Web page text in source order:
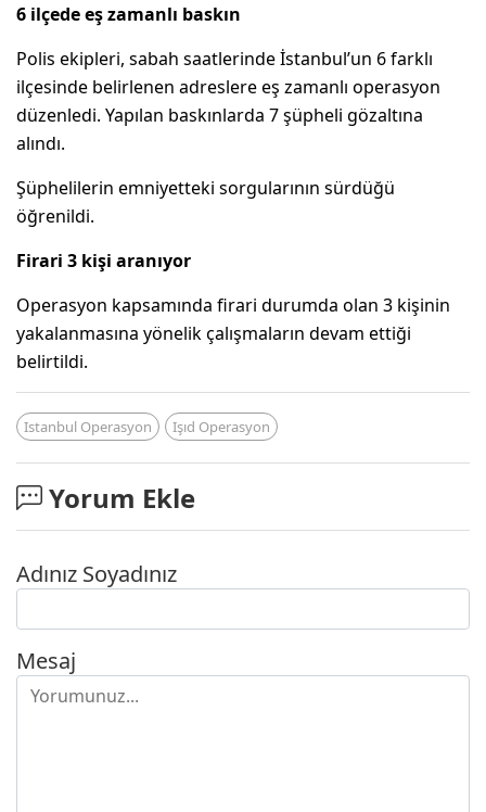
6 ilçede eş zamanlı baskın
Polis ekipleri, sabah saatlerinde İstanbul’un 6 farklı
ilçesinde belirlenen adreslere eş zamanlı operasyon
düzenledi. Yapılan baskınlarda 7 şüpheli gözaltına
alındı.
Şüphelilerin emniyetteki sorgularının sürdüğü
öğrenildi.
Firari 3 kişi aranıyor
Operasyon kapsamında firari durumda olan 3 kişinin
yakalanmasına yönelik çalışmaların devam ettiği
belirtildi.
Istanbul Operasyon Işıd Operasyon
Yorum Ekle
Adınız Soyadınız
Mesaj